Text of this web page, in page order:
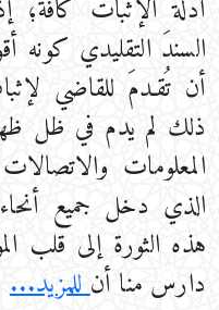
أدلة الإثبات
السندَ التقليدي كونه
أن تُقـدمَ للقاضي
ذلك لم يدم في ظل
المعلومات
الذي دخل جميع
هذه الثورة إلى قلب
دارس منا أنللمزيد...